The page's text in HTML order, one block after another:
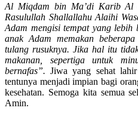
Al Miqdam bin Ma’di Karib Al
Rasulullah Shallallahu Alaihi
Adam mengisi tempat yang
anak Adam memakan
tulang rusuknya. Jika hal itu
makanan, sepertiga untuk
bernafas”. Jiwa yang sehat
tentunya menjadi impian bagi
kesehatan. Semoga kita semua
Amin.